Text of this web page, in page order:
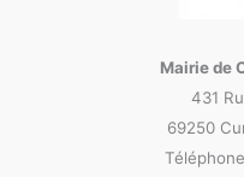
Mairie de
431
69250